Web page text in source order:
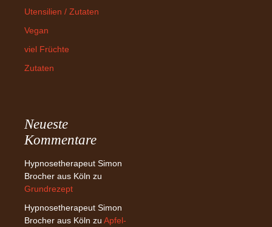
Utensilien / Zutaten
Vegan
viel Früchte
Zutaten
Neueste
Kommentare
Hypnosetherapeut Simon
Brocher aus Köln zu
Grundrezept
Hypnosetherapeut Simon
Brocher aus Köln zu Apfel-